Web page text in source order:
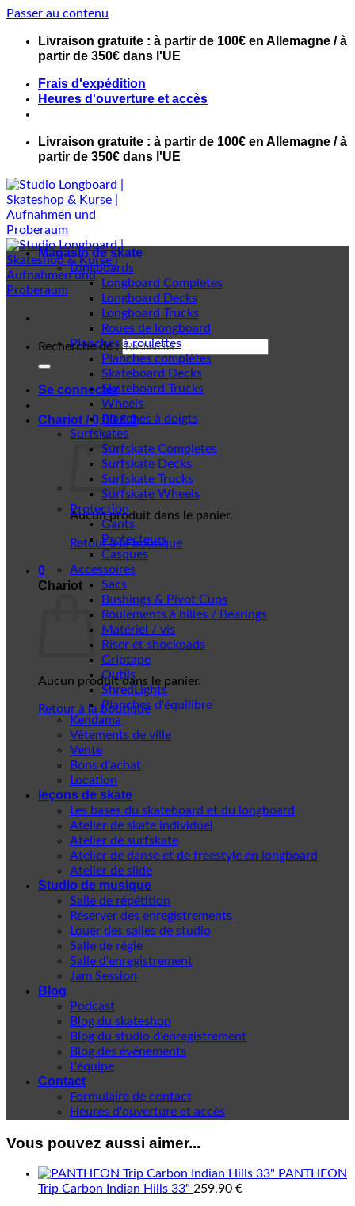
Passer au contenu
Livraison gratuite : à partir de 100€ en Allemagne / à
partir de 350€ dans l'UE
Frais d'expédition
Heures d'ouverture et accès
Livraison gratuite : à partir de 100€ en Allemagne / à
partir de 350€ dans l'UE
Recherche de :
Se connecter
Chariot /0,00€ 0
Aucun produit dans le panier.
Retour à la boutique
0
Chariot
Aucun produit dans le panier.
Retour à la boutique
Magasin de skate
Longboards
Longboard Completes
Longboard Decks
Longboard Trucks
Roues de longboard
Planches à roulettes
Planches complètes
Skateboard Decks
Skateboard Trucks
Wheels
Planches à doigts
Surfskates
Surfskate Completes
Surfskate Decks
Surfskate Trucks
Surfskate Wheels
Protection
Gants
Protecteurs
Casques
Accessoires
Sacs
Bushings & Pivot Cups
Roulements à billes / Bearings
Matériel / vis
Riser et shockpads
Griptape
Outils
ShredLights
Planches d'équilibre
Kendama
Vêtements de ville
Vente
Bons d'achat
Location
leçons de skate
Les bases du skateboard et du longboard
Atelier de skate individuel
Atelier de surfskate
Atelier de danse et de freestyle en longboard
Atelier de slide
Studio de musique
Salle de répétition
Réserver des enregistrements
Louer des salles de studio
Salle de régie
Salle d'enregistrement
Jam Session
Blog
Podcast
Blog du skateshop
Blog du studio d'enregistrement
Blog des événements
L'équipe
Contact
Formulaire de contact
Heures d'ouverture et accès
Vous pouvez aussi aimer...
PANTHEON
Trip Carbon Indian Hills 33" 259,90 €